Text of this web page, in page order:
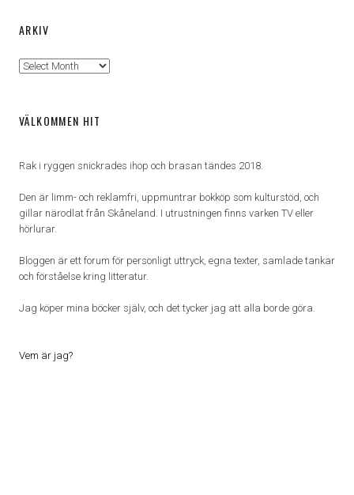
ARKIV
Arkiv
VÄLKOMMEN HIT
Rak i ryggen snickrades ihop och brasan tändes 2018.
Den är limm- och reklamfri, uppmuntrar bokköp som kulturstöd, och
gillar närodlat från Skåneland. I utrustningen finns varken TV eller
hörlurar.
Bloggen är ett forum för personligt uttryck, egna texter, samlade tankar
och förståelse kring litteratur.
Jag köper mina böcker själv, och det tycker jag att alla borde göra.
Vem är jag?